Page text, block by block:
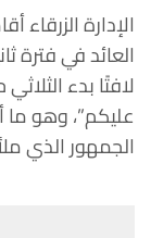
الإدارة الزرقاء
العائد في فترة
لافتًا بدء
عليكم”، وهو ما
الجمهور الذي